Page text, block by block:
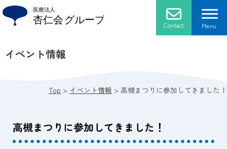
Skip
to
content
Contact Menu
杏仁会について
プライバシーポリシー
施設紹介
通所リハビリテーション
イベント情報
Top > イベント情報 > 高槻まつりに参加してきました！
高槻まつりに参加してきました！